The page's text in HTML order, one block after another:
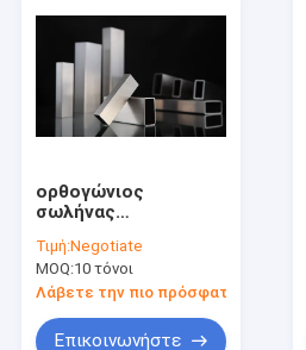
ορθογώνιος
σωλήνας
Τιμή:Negotiate
MOQ:10 τόνοι
Λάβετε την πιο πρόσφατη τιμή
Επικοινωνήστε